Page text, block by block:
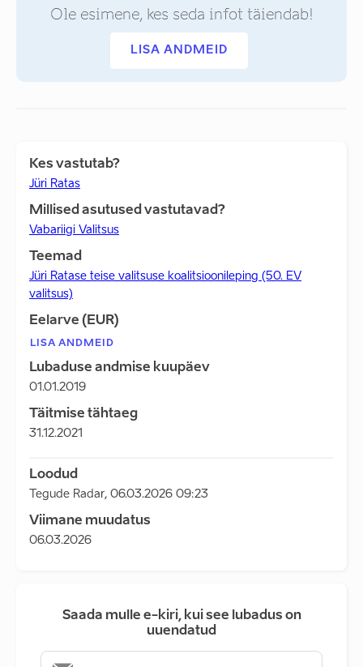
Ole esimene, kes seda infot täiendab!
LISA ANDMEID
Kes vastutab?
Jüri Ratas
Millised asutused vastutavad?
Vabariigi Valitsus
Teemad
Jüri Ratase teise valitsuse koalitsioonileping (50. EV
valitsus)
Eelarve (EUR)
LISA ANDMEID
Lubaduse andmise kuupäev
01.01.2019
Täitmise tähtaeg
31.12.2021
Loodud
Tegude Radar, 06.03.2026 09:23
Viimane muudatus
06.03.2026
Saada mulle e-kiri, kui see lubadus on
uuendatud